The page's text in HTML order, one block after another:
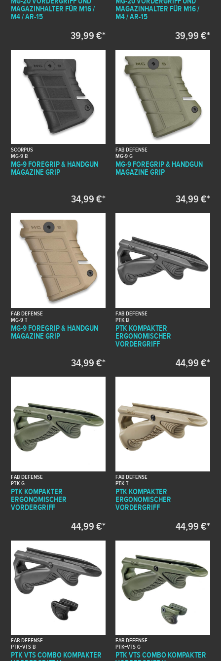
MAGAZINHALTER FÜR M16 /
M4 / AR-15
39,99 €*
MAGAZINHALTER FÜR M16 /
M4 / AR-15
39,99 €*
SCORPUS
MG-9 B
MG-9 FOREGRIP & HANDGUN
MAGAZINE GRIP
34,99 €*
FAB DEFENSE
MG-9 G
MG-9 FOREGRIP & HANDGUN
MAGAZINE GRIP
34,99 €*
FAB DEFENSE
MG-9 T
MG-9 FOREGRIP & HANDGUN
MAGAZINE GRIP
34,99 €*
FAB DEFENSE
PTK B
PTK KOMPAKTER
ERGONOMISCHER
VORDERGRIFF
44,99 €*
FAB DEFENSE
PTK G
PTK KOMPAKTER
ERGONOMISCHER
VORDERGRIFF
44,99 €*
FAB DEFENSE
PTK T
PTK KOMPAKTER
ERGONOMISCHER
VORDERGRIFF
44,99 €*
FAB DEFENSE
PTK+VTS B
PTK VTS COMBO KOMPAKTER
FAB DEFENSE
PTK+VTS G
PTK VTS COMBO KOMPAKTER